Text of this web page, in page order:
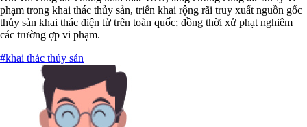
phạm trong khai thác thủy sản, triển khai rộng rãi truy xuất nguồn gốc
thủy sản khai thác điện tử trên toàn quốc; đồng thời xử phạt nghiêm
các trường ợp vi phạm.
#khai thác thủy sản